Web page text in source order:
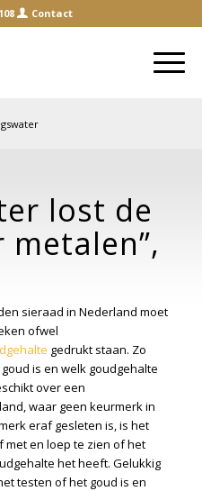
Contact
lost de
metalen”,
sieraad in Nederland moet
ofwel
gedrukt staan. Zo
is en welk goudgehalte
over een
waar geen keurmerk in
eraf gesleten is, is het
met en loep te zien of het
het heeft. Gelukkig
testen of het goud is en